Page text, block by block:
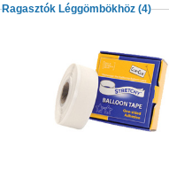
Ragasztók Léggömbökhöz(4)